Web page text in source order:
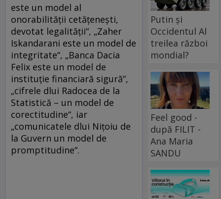
este un model al
onorabilității cetățenești,
devotat legalității“, „Zaher
Iskandarani este un model de
integritate“, „Banca Dacia
Felix este un model de
instituție financiară sigură“,
„cifrele dlui Radocea de la
Statistică – un model de
corectitudine“, iar
„comunicatele dlui Nițoiu de
la Guvern un model de
promptitudine“.
Putin și
Occidentul Al
treilea război
mondial?
Feel good -
după FILIT -
Ana Maria
SANDU